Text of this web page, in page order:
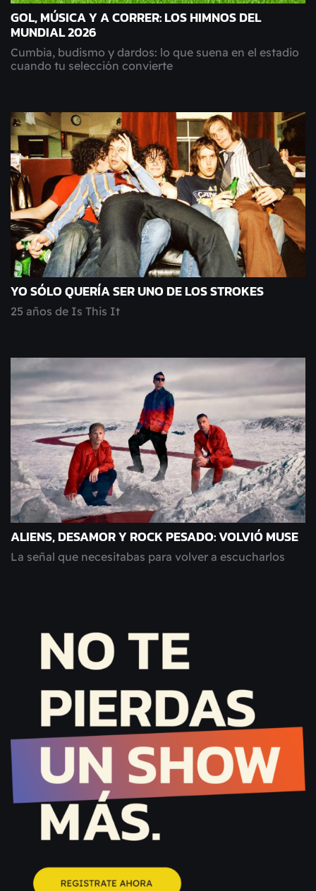
GOL, MÚSICA Y A CORRER: LOS HIMNOS DEL
MUNDIAL 2026
Cumbia, budismo y dardos: lo que suena en el estadio
cuando tu selección convierte
YO SÓLO QUERÍA SER UNO DE LOS STROKES
25 años de Is This It
ALIENS, DESAMOR Y ROCK PESADO: VOLVIÓ MUSE
La señal que necesitabas para volver a escucharlos